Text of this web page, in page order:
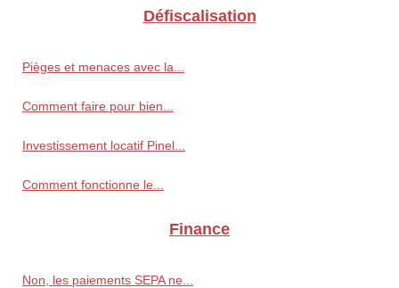
Défiscalisation
Pièges et menaces avec la...
Comment faire pour bien...
Investissement locatif Pinel...
Comment fonctionne le...
Finance
Non, les paiements SEPA ne...